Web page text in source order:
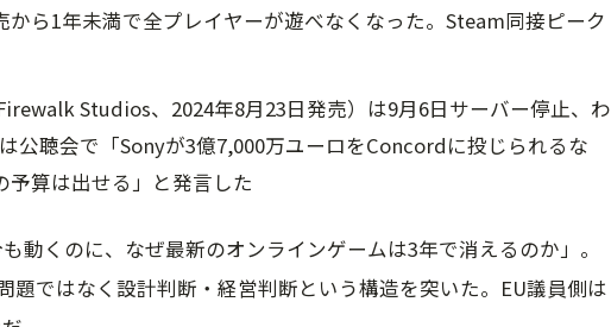
から1年未満で全プレイヤーが遊べなくなった。Steam同接ピーク
Studios、2024年8月23日発売）は9月6日サーバー停止、わ
公聴会で「Sonyが3億7,000万ユーロをConcordに投じられるな
予算は出せる」と発言した
動くのに、なぜ最新のオンラインゲームは3年で消えるのか」。
題ではなく設計判断・経営判断という構造を突いた。EU議員側は